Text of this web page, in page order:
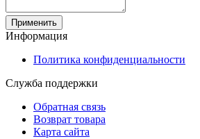
Применить
Информация
Политика конфиденциальности
Служба поддержки
Обратная связь
Возврат товара
Карта сайта